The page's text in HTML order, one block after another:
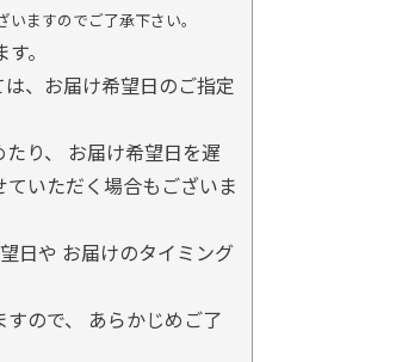
ますのでご了承下さい。
。
、お届け希望日のご指定
り、 お届け希望日を遅
いただく場合もございま
日や お届けのタイミング
ので、 あらかじめご了